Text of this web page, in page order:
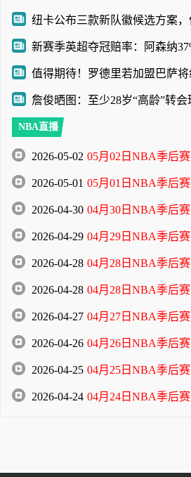
纽卡公布三款新队徽候选方案
NBA直播
2026-05-02 05月02日NBA季后赛西部首
2026-05-01 05月01日NBA季后赛西部首
2026-04-30 04月30日NBA季后赛东部首
2026-04-29 04月29日NBA季后赛西部首
2026-04-28 04月28日NBA季后赛西部首
2026-04-28 04月28日NBA季后赛西部首
2026-04-27 04月27日NBA季后赛东部首
2026-04-26 04月26日NBA季后赛西部首
2026-04-25 04月25日NBA季后赛西部首
2026-04-24 04月24日NBA季后赛西部首